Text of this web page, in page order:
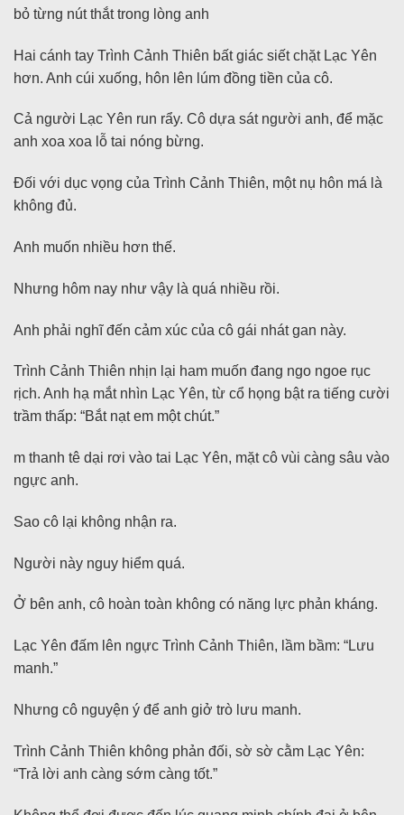
bỏ từng nút thắt trong lòng anh
Hai cánh tay Trình Cảnh Thiên bất giác siết chặt Lạc Yên
hơn. Anh cúi xuống, hôn lên lúm đồng tiền của cô.
Cả người Lạc Yên run rẩy. Cô dựa sát người anh, để mặc
anh xoa xoa lỗ tai nóng bừng.
Đối với dục vọng của Trình Cảnh Thiên, một nụ hôn má là
không đủ.
Anh muốn nhiều hơn thế.
Nhưng hôm nay như vậy là quá nhiều rồi.
Anh phải nghĩ đến cảm xúc của cô gái nhát gan này.
Trình Cảnh Thiên nhịn lại ham muốn đang ngo ngoe rục
rịch. Anh hạ mắt nhìn Lạc Yên, từ cổ họng bật ra tiếng cười
trầm thấp: “Bắt nạt em một chút.”
m thanh tê dại rơi vào tai Lạc Yên, mặt cô vùi càng sâu vào
ngực anh.
Sao cô lại không nhận ra.
Người này nguy hiểm quá.
Ở bên anh, cô hoàn toàn không có năng lực phản kháng.
Lạc Yên đấm lên ngực Trình Cảnh Thiên, lầm bầm: “Lưu
manh.”
Nhưng cô nguyện ý để anh giở trò lưu manh.
Trình Cảnh Thiên không phản đối, sờ sờ cằm Lạc Yên:
“Trả lời anh càng sớm càng tốt.”